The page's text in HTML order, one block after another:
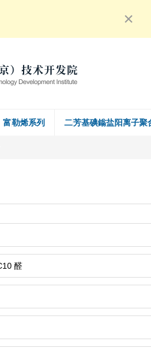
富勒烯系列 二芳基碘鎓盐阳离子